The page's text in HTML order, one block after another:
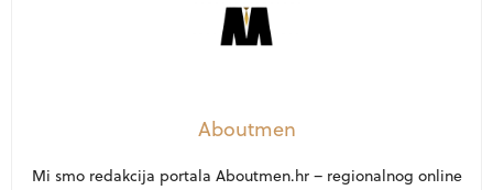
Aboutmen
Mi smo redakcija portala Aboutmen.hr – regionalnog online